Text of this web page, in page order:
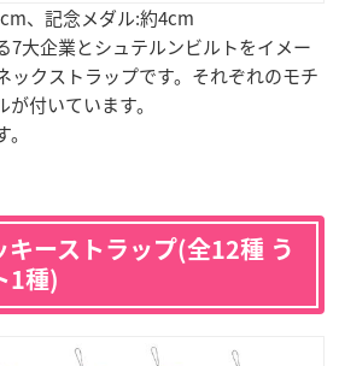
、記念メダル:約4cm
7大企業とシュテルンビルトをイメー
ックストラップです。それぞれのモチ
付いています。
キーストラップ(全12種 う
1種)